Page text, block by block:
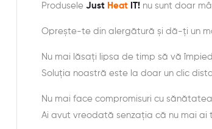
Produsele Just Heat IT! nu sunt doar
Oprește-te din alergătură și dă-ți un
Nu mai lăsați lipsa de timp să vă
Soluția noastră este la doar un clic
Nu mai face compromisuri cu
Ai avut vreodată senzația că nu mai ai